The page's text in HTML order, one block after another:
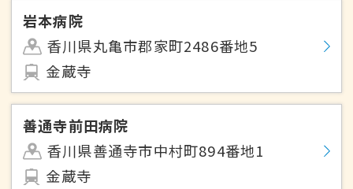
岩本病院
香川県丸亀市郡家町2486番地5
金蔵寺
善通寺前田病院
香川県善通寺市中村町894番地1
金蔵寺